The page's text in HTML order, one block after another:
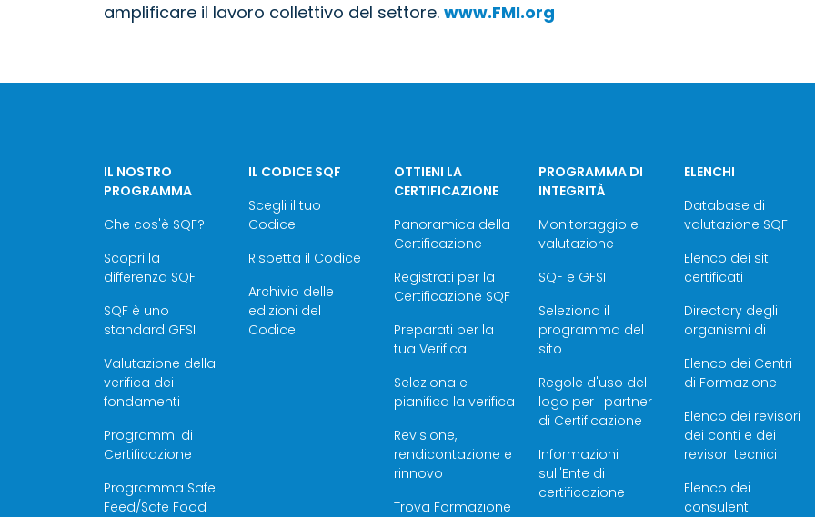
amplificare il lavoro collettivo del settore. www.FMI.org
IL NOSTRO
PROGRAMMA
Che cos'è SQF?
Scopri la
differenza SQF
SQF è uno
standard GFSI
Valutazione della
verifica dei
fondamenti
Programmi di
Certificazione
Programma Safe
Feed/Safe Food
IL CODICE SQF
Scegli il tuo
Codice
Rispetta il Codice
Archivio delle
edizioni del
Codice
OTTIENI LA
CERTIFICAZIONE
Panoramica della
Certificazione
Registrati per la
Certificazione SQF
Preparati per la
tua Verifica
Seleziona e
pianifica la verifica
Revisione,
rendicontazione e
rinnovo
Trova Formazione
PROGRAMMA DI
INTEGRITÀ
Monitoraggio e
valutazione
SQF e GFSI
Seleziona il
programma del
sito
Regole d'uso del
logo per i partner
di Certificazione
Informazioni
sull'Ente di
certificazione
ELENCHI
Database di
valutazione SQF
Elenco dei siti
certificati
Directory degli
organismi di
Elenco dei Centri
di Formazione
Elenco dei revisori
dei conti e dei
revisori tecnici
Elenco dei
consulenti